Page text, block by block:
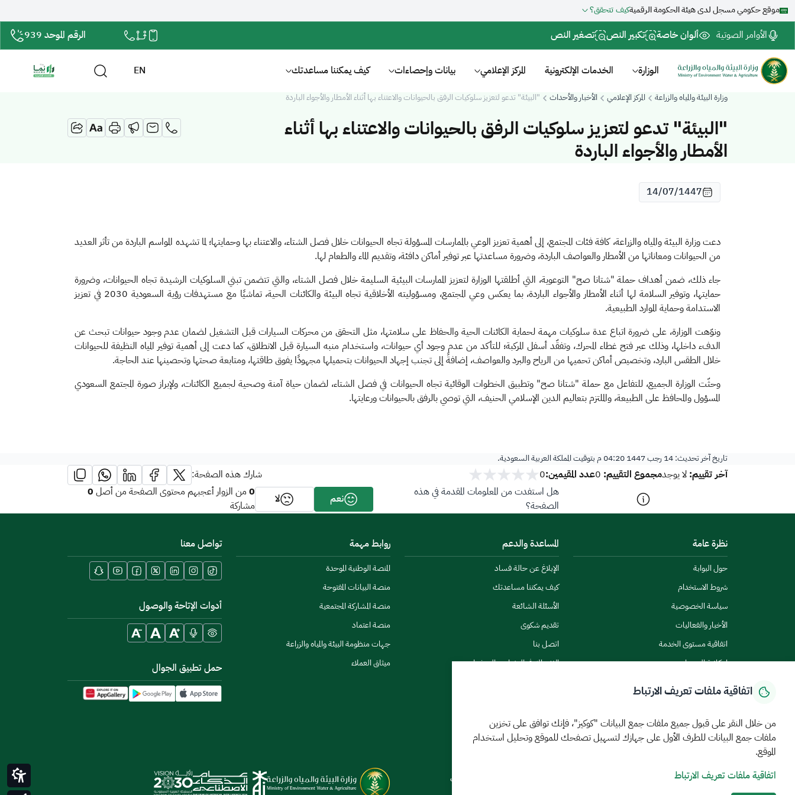
موقع حكومي مسجل لدى هيئة الحكومة الرقميةكيف تتحقق؟
الأوامر الصوتية ألوان خاصة تكبير النص تصغير النص الرقم الموحد 939
الوزارة الخدمات الإلكترونية المركز الإعلامي بيانات وإحصاءات كيف يمكننا مساعدتك EN
وزارة البيئة والمياه والزراعة المركز الإعلامي الأخبار والأحداث "البيئة" تدعو لتعزيز سلوكيات الرفق بالحيوانات والاعتناء بها أثناء الأمطار والأجواء الباردة
"البيئة" تدعو لتعزيز سلوكيات الرفق بالحيوانات والاعتناء بها أثناء
الأمطار والأجواء الباردة
14/07/1447
دعت وزارة البيئة والمياه والزراعة، كافة فئات المجتمع، إلى أهمية تعزيز الوعي بالممارسات المسؤولة تجاه الحيوانات خلال فصل الشتاء، والاعتناء بها وحمايتها؛ لما تشهده المواسم الباردة من تأثر العديد
من الحيوانات ومعاناتها من الأمطار والعواصف الباردة، وضرورة مساعدتها عبر توفير أماكن دافئة، وتقديم الماء والطعام لها.
جاء ذلك، ضمن أهداف حملة "شتانا صح" التوعوية، التي أطلقتها الوزارة لتعزيز الممارسات البيئية السليمة خلال فصل الشتاء، والتي تتضمن تبني السلوكيات الرشيدة تجاه الحيوانات، وضرورة
حمايتها، وتوفير السلامة لها أثناء الأمطار والأجواء الباردة، بما يعكس وعي المجتمع، ومسؤوليته الأخلاقية تجاه البيئة والكائنات الحية، تماشيًا مع مستهدفات رؤية السعودية 2030 في تعزيز
الاستدامة وحماية الموارد الطبيعية.
ونوّهت الوزارة، على ضرورة اتباع عدة سلوكيات مهمة لحماية الكائنات الحية والحفاظ على سلامتها، مثل التحقق من محركات السيارات قبل التشغيل لضمان عدم وجود حيوانات تبحث عن
الدفء داخلها، وذلك عبر فتح غطاء المحرك، وتفقّد أسفل المركبة؛ للتأكد من عدم وجود أي حيوانات، واستخدام منبه السيارة قبل الانطلاق، كما دعت إلى أهمية توفير المياه النظيفة للحيوانات
خلال الطقس البارد، وتخصيص أماكن تحميها من الرياح والبرد والعواصف، إضافةً إلى تجنب إجهاد الحيوانات بتحميلها مجهودًا يفوق طاقتها، ومتابعة صحتها وتحصينها عند الحاجة.
وحثّت الوزارة الجميع، للتفاعل مع حملة "شتانا صح" وتطبيق الخطوات الوقائية تجاه الحيوانات في فصل الشتاء، لضمان حياة آمنة وصحية لجميع الكائنات، ولإبراز صورة المجتمع السعودي
المسؤول والمحافظ على الطبيعة، والملتزم بتعاليم الدين الإسلامي الحنيف، التي توصي بالرفق بالحيوانات ورعايتها.​
تاريخ آخر تحديث:14 رجب 1447 04:20 م بتوقيت المملكة العربية السعودية.
آخر تقييم:لا يوجدمجموع التقييم: 0عدد المقيمين:0
شارك هذه الصفحة:
هل استفدت من المعلومات المقدمة في هذه
الصفحة؟
نعم لا 0من الزوار أعجبهم محتوى الصفحة من أصل0
مشاركة
نظرة عامة
حول البوابة
شروط الاستخدام
سياسة الخصوصية
الأخبار والفعاليات
اتفاقية مستوى الخدمة
إمكانية الوصول
المساعدة والدعم
الإبلاغ عن حالة فساد
كيف يمكننا مساعدتك
الأسئلة الشائعة
تقديم شكوى
اتصل بنا
الاشتراك في النشرات والتحذيرات
روابط مهمة
المنصة الوطنية الموحدة
منصة البيانات المفتوحة
منصة المشاركة المجتمعية
منصة اعتماد
جهات منظومة البيئة والمياه والزراعة
ميثاق العملاء
تواصل معنا
أدوات الإتاحة والوصول
حمل تطبيق الجوال
MEWA©جميع الحقوق محفوظة 2026
اتفاقية ملفات تعريف الارتباط
من خلال النقر على قبول جميع ملفات جمع البيانات "كوكيز"، فإنك توافق على تخزين
ملفات جمع البيانات للطرف الأول على جهازك لتسهيل تصفحك للموقع وتحليل استخدام
الموقع.
اتفاقية ملفات تعريف الارتباط